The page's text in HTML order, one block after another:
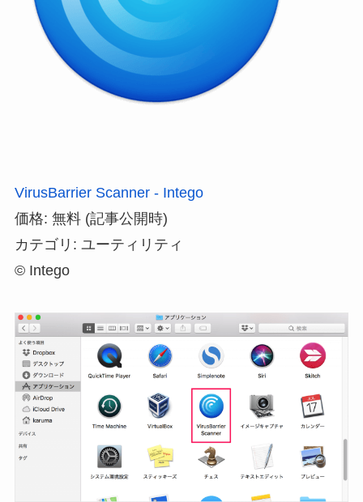
VirusBarrier Scanner - Intego
価格: 無料 (記事公開時)
カテゴリ: ユーティリティ
© Intego